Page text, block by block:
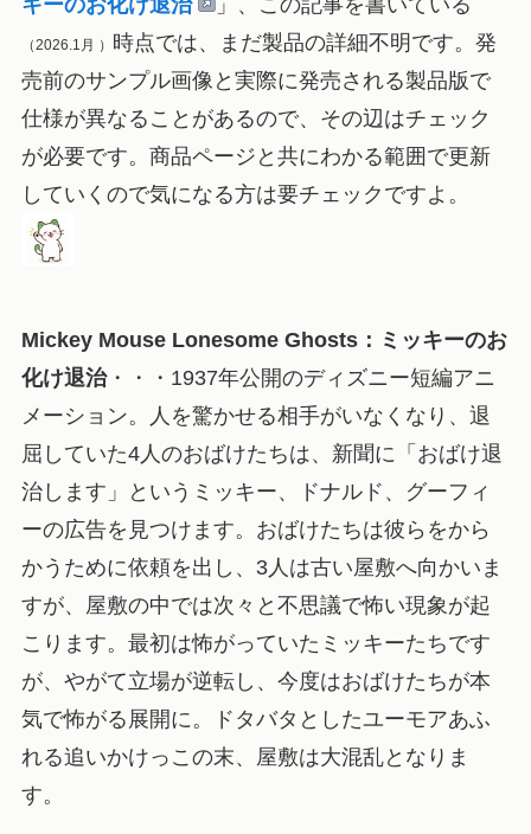
（2026.1月 ） 時点では、まだ製品の詳細不明です。発
売前のサンプル画像と実際に発売される製品版で
仕様が異なることがあるので、その辺はチェック
が必要です。商品ページと共にわかる範囲で更新
していくので気になる方は要チェックですよ。
Mickey Mouse Lonesome Ghosts：ミッキーのお
化け退治・・・1937年公開のディズニー短編アニ
メーション。人を驚かせる相手がいなくなり、退
屈していた4人のおばけたちは、新聞に「おばけ退
治します」というミッキー、ドナルド、グーフィ
ーの広告を見つけます。おばけたちは彼らをから
かうために依頼を出し、3人は古い屋敷へ向かいま
すが、屋敷の中では次々と不思議で怖い現象が起
こります。最初は怖がっていたミッキーたちです
が、やがて立場が逆転し、今度はおばけたちが本
気で怖がる展開に。ドタバタとしたユーモアあふ
れる追いかけっこの末、屋敷は大混乱となりま
す。